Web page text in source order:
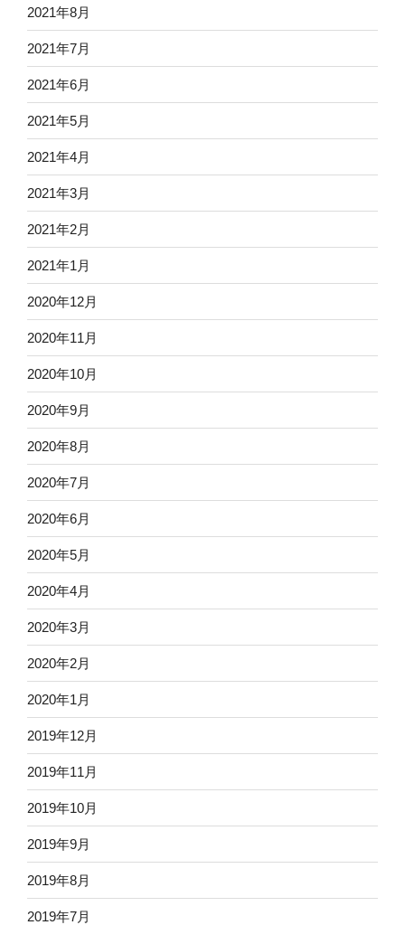
2021年8月
2021年7月
2021年6月
2021年5月
2021年4月
2021年3月
2021年2月
2021年1月
2020年12月
2020年11月
2020年10月
2020年9月
2020年8月
2020年7月
2020年6月
2020年5月
2020年4月
2020年3月
2020年2月
2020年1月
2019年12月
2019年11月
2019年10月
2019年9月
2019年8月
2019年7月